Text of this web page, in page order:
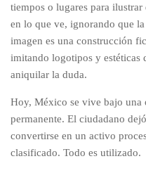
tiempos o lugares para
en lo que ve, ignorando que
imagen es una construcción
imitando logotipos y estéticas
aniquilar la duda.
Hoy, México se vive bajo una
permanente. El ciudadano
convertirse en un activo
clasificado. Todo es utilizado.